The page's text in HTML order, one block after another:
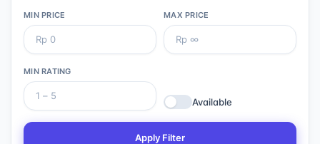
MIN PRICE MAX PRICE
MIN RATING
Available
Apply Filter